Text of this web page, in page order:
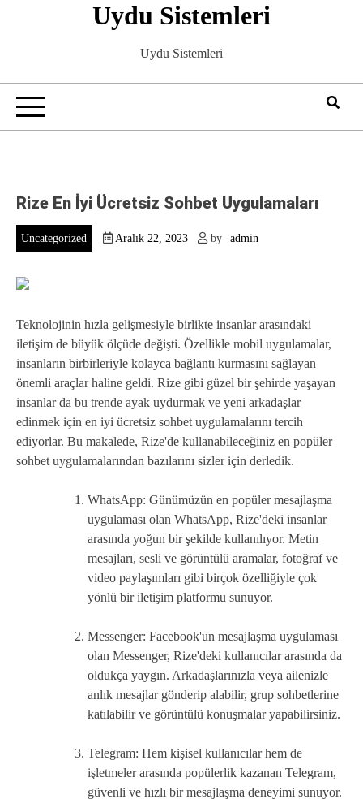
Uydu Sistemleri
Uydu Sistemleri
Rize En İyi Ücretsiz Sohbet Uygulamaları
Uncategorized Aralık 22, 2023 by admin
Teknolojinin hızla gelişmesiyle birlikte insanlar arasındaki
iletişim de büyük ölçüde değişti. Özellikle mobil uygulamalar,
insanların birbirleriyle kolayca bağlantı kurmasını sağlayan
önemli araçlar haline geldi. Rize gibi güzel bir şehirde yaşayan
insanlar da bu trende ayak uydurmak ve yeni arkadaşlar
edinmek için en iyi ücretsiz sohbet uygulamalarını tercih
ediyorlar. Bu makalede, Rize'de kullanabileceğiniz en popüler
sohbet uygulamalarından bazılarını sizler için derledik.
WhatsApp: Günümüzün en popüler mesajlaşma
uygulaması olan WhatsApp, Rize'deki insanlar
arasında yoğun bir şekilde kullanılıyor. Metin
mesajları, sesli ve görüntülü aramalar, fotoğraf ve
video paylaşımları gibi birçok özelliğiyle çok
yönlü bir iletişim platformu sunuyor.
Messenger: Facebook'un mesajlaşma uygulaması
olan Messenger, Rize'deki kullanıcılar arasında da
oldukça yaygın. Arkadaşlarınızla veya ailenizle
anlık mesajlar gönderip alabilir, grup sohbetlerine
katılabilir ve görüntülü konuşmalar yapabilirsiniz.
Telegram: Hem kişisel kullanıcılar hem de
işletmeler arasında popülerlik kazanan Telegram,
güvenli ve hızlı bir mesajlaşma deneyimi sunuyor.